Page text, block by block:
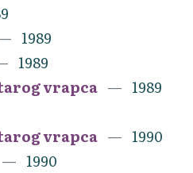
1989
1989
vrapca
1989
vrapca
1990
1990